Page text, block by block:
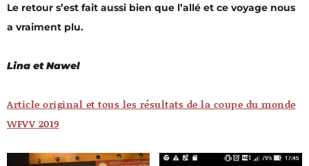
Le retour s’est fait aussi bien que l’allé et ce voyage nous
a vraiment plu.
Lina et Nawel
Article original et tous les résultats de la coupe du monde
WFVV 2019